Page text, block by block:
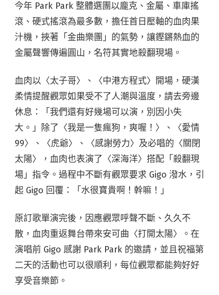
今年 Park Park 整體選團以龐克、金屬、車庫搖
滾、硬式搖滾為最多數，擔任首日壓軸的血肉果
汁機，挾著「金曲樂團」的氣勢，讓鏗鏘熱血的
金屬聲響傳遍圓山，名符其實地殺翻現場。
血肉以〈太子哥〉、〈中港方程式〉開場，硬漢
柔情提醒觀眾如果受不了人潮與溫度，請去旁邊
休息：「我們還有好幾場可以演，別因小失
大。」除了〈我是一隻瘋狗，爽喔！〉、〈愛情
99〉、〈虎爺〉、〈感謝勞力〉及必唱的〈關閉
太陽〉，血肉也表演了〈深海洋〉搭配「殺翻現
場」指令。過程中不斷有觀眾要求 Gigo 潑水，引
起 Gigo 回覆：「水很寶貴啊！幹嘛！」
原訂歌單演完後，因應觀眾呼聲不斷、久久不
散，血肉重返舞台帶來安可曲〈打開太陽〉。在
演唱前 Gigo 感謝 Park Park 的邀請，並且祝福第
二天的活動也可以很順利，每位觀眾都能夠好好
享受音樂節。